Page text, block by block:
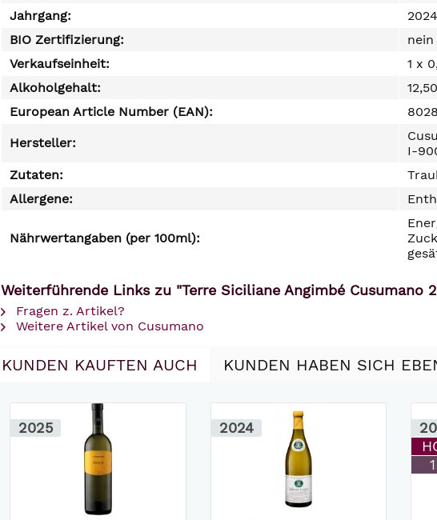
Jahrgang:
2024
BIO Zertifizierung:
nein
Verkaufseinheit:
1 x
Alkoholgehalt:
European Article Number (EAN):
Hersteller:
I-
Zutaten:
Allergene:
Nährwertangaben (per 100ml):
Weiterführende Links zu "Terre Siciliane Angimbé Cusumano
Fragen z. Artikel?
Weitere Artikel von Cusumano
KUNDEN KAUFTEN AUCH KUNDEN HABEN SICH
2025 2024